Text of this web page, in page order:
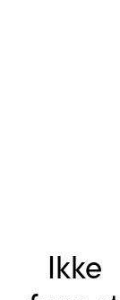
Ikke